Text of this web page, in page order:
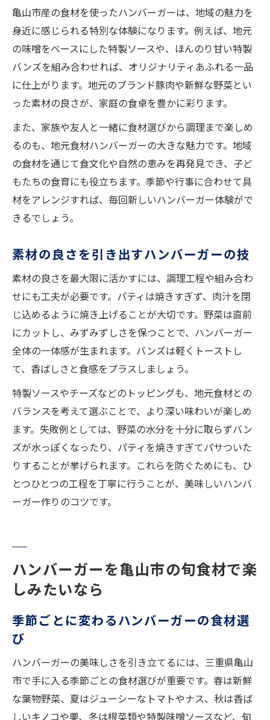
亀山市産の食材を使ったハンバーガーは、地域の魅力を
身近に感じられる特別な体験になります。例えば、地元
の味噌をベースにした特製ソースや、ほんのり甘い特製
バンズを組み合わせれば、オリジナリティあふれる一品
に仕上がります。地元のブランド豚肉や新鮮な野菜とい
った素材の良さが、家庭の食卓を豊かに彩ります。
また、家族や友人と一緒に食材選びから調理まで楽しめ
るのも、地元食材ハンバーガーの大きな魅力です。地域
の食材を通じて食文化や自然の恵みを再発見でき、子ど
もたちの食育にも役立ちます。季節や行事に合わせて具
材をアレンジすれば、毎回新しいハンバーガー体験がで
きるでしょう。
素材の良さを引き出すハンバーガーの技
素材の良さを最大限に活かすには、調理工程や組み合わ
せにも工夫が必要です。パティは焼きすぎず、肉汁を閉
じ込めるように焼き上げることが大切です。野菜は直前
にカットし、みずみずしさを保つことで、ハンバーガー
全体の一体感が生まれます。バンズは軽くトーストし
て、香ばしさと食感をプラスしましょう。
特製ソースやチーズなどのトッピングも、地元食材との
バランスを考えて選ぶことで、より深い味わいが楽しめ
ます。失敗例としては、野菜の水分を十分に取らずバン
ズが水っぽくなったり、パティを焼きすぎてパサついた
りすることが挙げられます。これらを防ぐためにも、ひ
とつひとつの工程を丁寧に行うことが、美味しいハンバ
ーガー作りのコツです。
ハンバーガーを亀山市の旬食材で楽
しみたいなら
季節ごとに変わるハンバーガーの食材選
び
ハンバーガーの美味しさを引き立てるには、三重県亀山
市で手に入る季節ごとの食材選びが重要です。春は新鮮
な葉物野菜、夏はジューシーなトマトやナス、秋は香ば
しいキノコや栗、冬は根菜類や特製味噌ソースなど、旬